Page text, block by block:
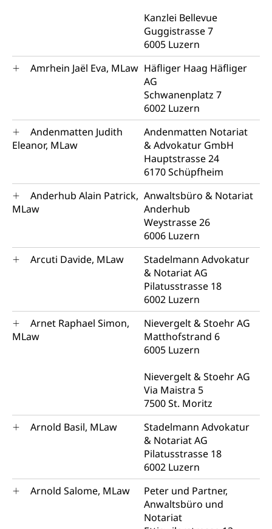
Kanzlei Bellevue
Guggistrasse 7
6005 Luzern
Amrhein Jaël Eva, MLaw Häfliger Haag Häfliger
AG
Schwanenplatz 7
6002 Luzern
Andenmatten Judith
Eleanor, MLaw
Andenmatten Notariat
& Advokatur GmbH
Hauptstrasse 24
6170 Schüpfheim
Anderhub Alain Patrick,
MLaw
Anwaltsbüro & Notariat
Anderhub
Weystrasse 26
6006 Luzern
Arcuti Davide, MLaw
Stadelmann Advokatur
& Notariat AG
Pilatusstrasse 18
6002 Luzern
Arnet Raphael Simon,
MLaw
Nievergelt & Stoehr AG
Matthofstrand 6
6005 Luzern
Nievergelt & Stoehr AG
Via Maistra 5
7500 St. Moritz
Arnold Basil, MLaw
Stadelmann Advokatur
& Notariat AG
Pilatusstrasse 18
6002 Luzern
Arnold Salome, MLaw
Peter und Partner,
Anwaltsbüro und
Notariat